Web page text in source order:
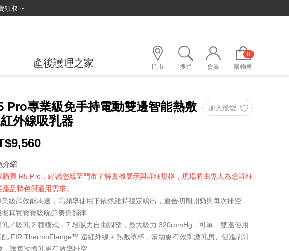
產後護理之家 門市 搜尋 會員
0
購物車
Pro專業級免手持電動雙邊智能熱敷
外線吸乳器
9,560
介紹
購買 R5 Pro，建議您親至門市了解實機展示與詳細規格，現場將由專人為您詳細
產品特色與適用需求。
業級高效能馬達，高頻率使用下依然維持穩定輸出，適合初期開奶與每次排空
擬真實寶寶吸吮節奏與韻律
乳／吸乳 2 種模式，7 段吸力自由調整，最大吸力 320mmHg，可單、雙邊使用
配 FIR ThermoFlange™ 遠紅外線＋熱敷罩杯，幫助更有效刺激乳房、促進乳汁
，讓每次擠乳更有效率排空